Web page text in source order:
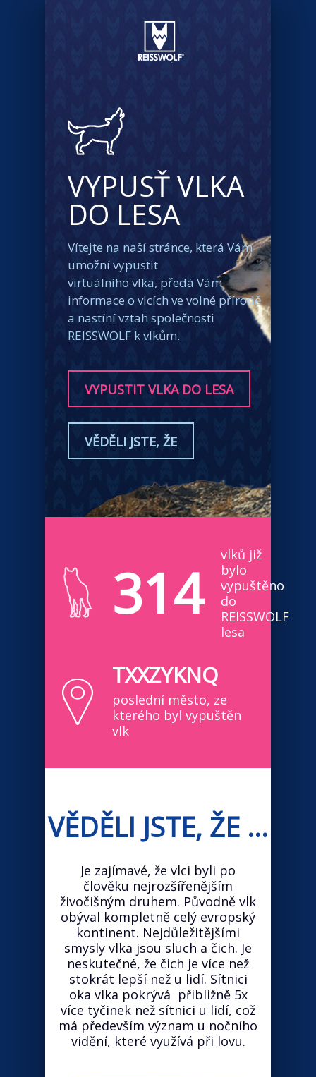
VYPUSŤ VLKA
DO LESA
Vítejte na naší stránce, která Vám
umožní vypustit
virtuálního vlka, předá Vám
informace o vlcích ve volné přírodě
a nastíní vztah společnosti
REISSWOLF k vlkům.
VYPUSTIT VLKA DO LESA
VĚDĚLI JSTE, ŽE
314
vlků již
bylo
vypuštěno
do
REISSWOLF
lesa
TXXZYKNQ
poslední město, ze
kterého byl vypuštěn
vlk
VĚDĚLI JSTE, ŽE ...
Je zajímavé, že vlci byli po
člověku nejrozšířenějším
živočišným druhem. Původně vlk
obýval kompletně celý evropský
kontinent. Nejdůležitějšími
smysly vlka jsou sluch a čich. Je
neskutečné, že čich je více než
stokrát lepší než u lidí. Sítnici
oka vlka pokrývá přibližně 5x
více tyčinek než sítnici u lidí, což
má především význam u nočního
vidění, které využívá při lovu.